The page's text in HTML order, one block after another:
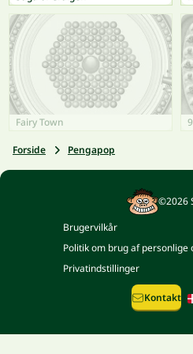
Fairy Town
Forside Pengapop
©2026
Brugervilkår
Politik om brug af personlige
Privatindstillinger
Kontakt